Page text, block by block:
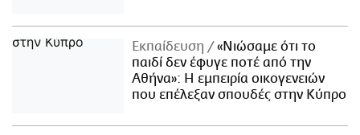
Εκπαίδευση
«Νιώσαμε ότι το
παιδί δεν έφυγε ποτέ από την
Αθήνα»: Η εμπειρία οικογενειών
που επέλεξαν σπουδές στην Κύπρο